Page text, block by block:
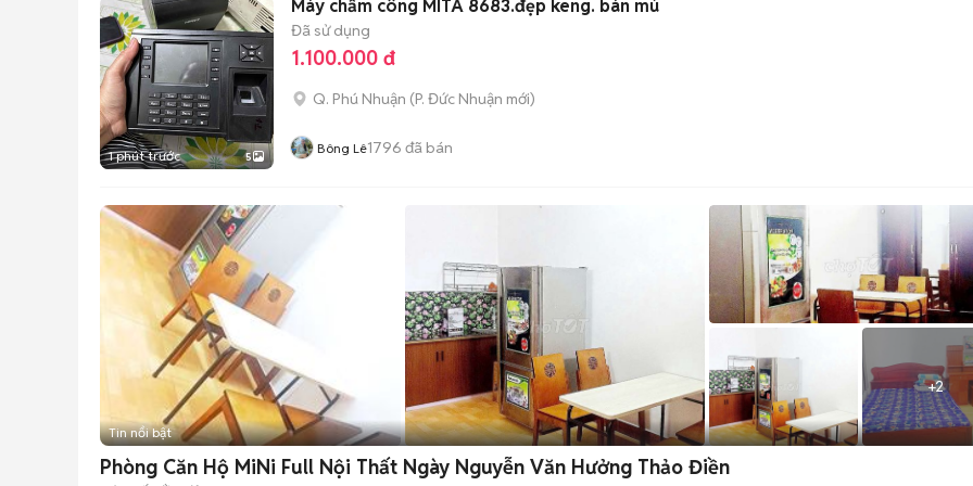
1 phút trước 5
Máy chấm công MITA 8683.đẹp keng. bán mù
Đã sử dụng
1.100.000 đ
Q. Phú Nhuận (P. Đức Nhuận mới)
Bông Lê1796 đã bán
+2
Tin nổi bật
Phòng Căn Hộ MiNi Full Nội Thất Ngày Nguyễn Văn Hưởng Thảo Điền